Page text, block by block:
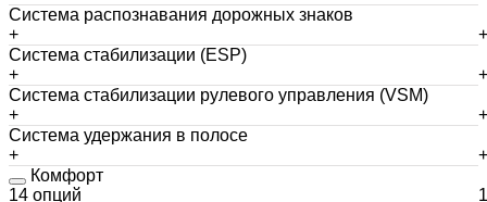
Система распознавания дорожных знаков
+
+
Система стабилизации (ESP)
+
+
Система стабилизации рулевого управления (VSM)
+
+
Система удержания в полосе
+
+
Комфорт
14 опций